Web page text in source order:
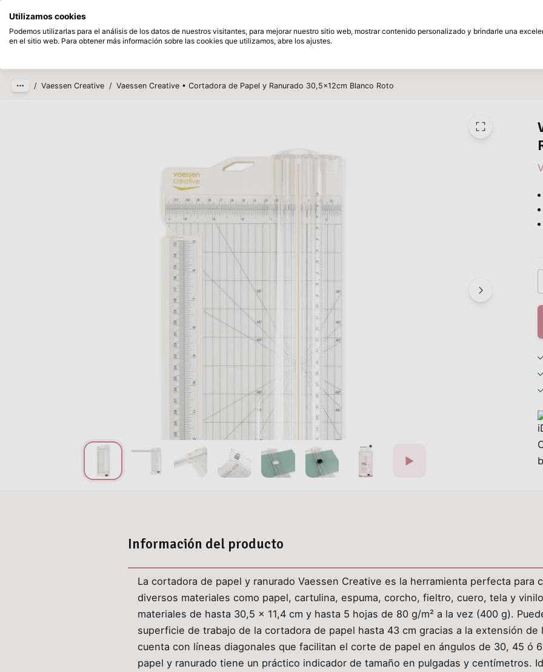
Saltar al contenido principal
Próximamente
/ Vaessen Creative / Vaessen Creative • Cortadora de Papel y Ranurado 30,5x12cm Blanco Roto
Información del producto
La cortadora de papel y ranurado Vaessen Creative es la herramienta perfecta para
diversos materiales como papel, cartulina, espuma, corcho, fieltro, cuero, tela y
materiales de hasta 30,5 x 11,4 cm y hasta 5 hojas de 80 g/m² a la vez (400 g).
superficie de trabajo de la cortadora de papel hasta 43 cm gracias a la extensión de
cuenta con líneas diagonales que facilitan el corte de papel en ángulos de 30, 45 ó
papel y ranurado tiene un práctico indicador de tamaño en pulgadas y centímetros.
Utilizamos cookies
Podemos utilizarlas para el análisis de los datos de nuestros visitantes, para mejorar nuestro sitio web, mostrar contenido personalizado y brindarle una
en el sitio web. Para obtener más información sobre las cookies que utilizamos, abre los ajustes.